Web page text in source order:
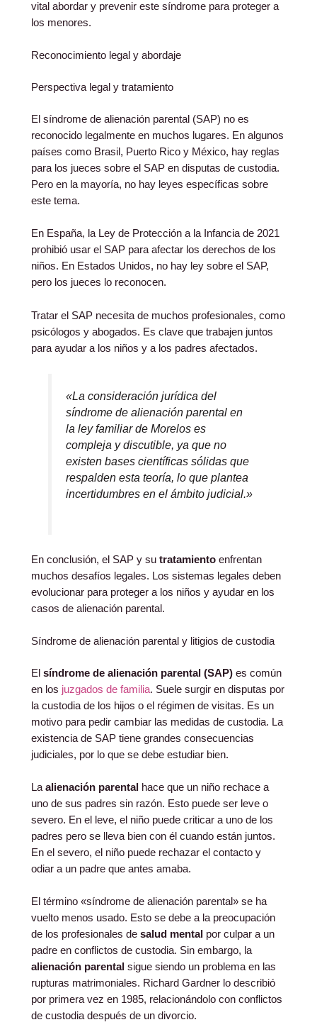
vital abordar y prevenir este síndrome para proteger a
los menores.
Reconocimiento legal y abordaje
Perspectiva legal y tratamiento
El síndrome de alienación parental (SAP) no es
reconocido legalmente en muchos lugares. En algunos
países como Brasil, Puerto Rico y México, hay reglas
para los jueces sobre el SAP en disputas de custodia.
Pero en la mayoría, no hay leyes específicas sobre
este tema.
En España, la Ley de Protección a la Infancia de 2021
prohibió usar el SAP para afectar los derechos de los
niños. En Estados Unidos, no hay ley sobre el SAP,
pero los jueces lo reconocen.
Tratar el SAP necesita de muchos profesionales, como
psicólogos y abogados. Es clave que trabajen juntos
para ayudar a los niños y a los padres afectados.
«La consideración jurídica del
síndrome de alienación parental en
la ley familiar de Morelos es
compleja y discutible, ya que no
existen bases científicas sólidas que
respalden esta teoría, lo que plantea
incertidumbres en el ámbito judicial.»
En conclusión, el SAP y su tratamiento enfrentan
muchos desafíos legales. Los sistemas legales deben
evolucionar para proteger a los niños y ayudar en los
casos de alienación parental.
Síndrome de alienación parental y litigios de custodia
El síndrome de alienación parental (SAP) es común
en los juzgados de familia. Suele surgir en disputas por
la custodia de los hijos o el régimen de visitas. Es un
motivo para pedir cambiar las medidas de custodia. La
existencia de SAP tiene grandes consecuencias
judiciales, por lo que se debe estudiar bien.
La alienación parental hace que un niño rechace a
uno de sus padres sin razón. Esto puede ser leve o
severo. En el leve, el niño puede criticar a uno de los
padres pero se lleva bien con él cuando están juntos.
En el severo, el niño puede rechazar el contacto y
odiar a un padre que antes amaba.
El término «síndrome de alienación parental» se ha
vuelto menos usado. Esto se debe a la preocupación
de los profesionales de salud mental por culpar a un
padre en conflictos de custodia. Sin embargo, la
alienación parental sigue siendo un problema en las
rupturas matrimoniales. Richard Gardner lo describió
por primera vez en 1985, relacionándolo con conflictos
de custodia después de un divorcio.